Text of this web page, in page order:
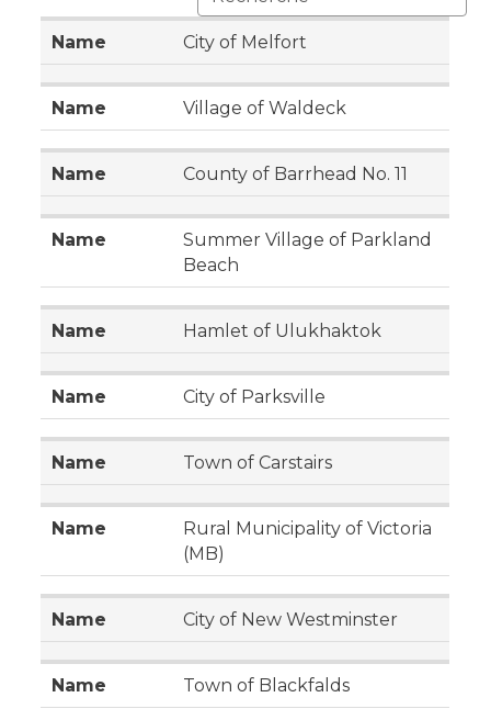
City of Melfort
Village of Waldeck
County of Barrhead No. 11
Summer Village of Parkland
Beach
Hamlet of Ulukhaktok
City of Parksville
Town of Carstairs
Rural Municipality of Victoria
(MB)
City of New Westminster
Town of Blackfalds